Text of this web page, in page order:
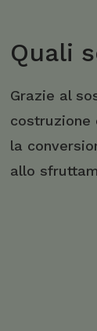
Quali
Grazie al
costruzione
la
allo